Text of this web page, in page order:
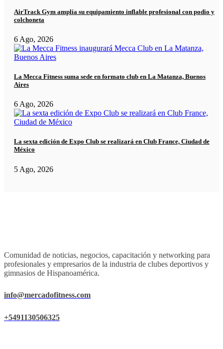
AirTrack Gym amplía su equipamiento inflable profesional con podio y
colchoneta
6 Ago, 2026
La Mecca Fitness suma sede en formato club en La Matanza, Buenos
Aires
6 Ago, 2026
La sexta edición de Expo Club se realizará en Club France, Ciudad de
México
5 Ago, 2026
Comunidad de noticias, negocios, capacitación y networking para
profesionales y empresarios de la industria de clubes deportivos y
gimnasios de Hispanoamérica.
info@mercadofitness.com
+5491130506325